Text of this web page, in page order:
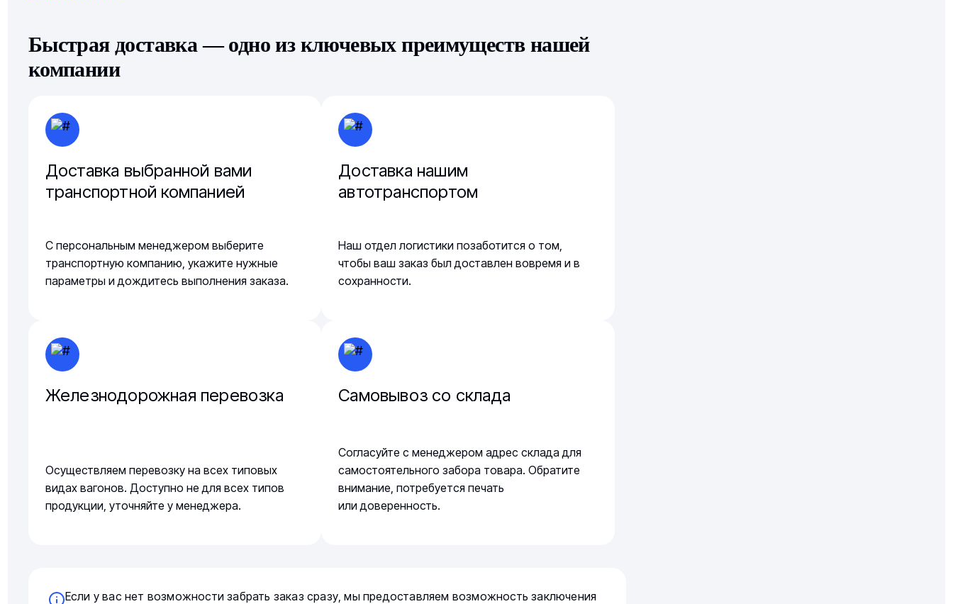
Быстрая доставка — одно из ключевых преимуществ нашей
компании
Доставка выбранной вами
транспортной компанией
С персональным менеджером выберите
транспортную компанию, укажите нужные
параметры и дождитесь выполнения заказа.
Доставка нашим
автотранспортом
Наш отдел логистики позаботится о том,
чтобы ваш заказ был доставлен вовремя и в
сохранности.
Железнодорожная перевозка
Осуществляем перевозку на всех типовых
видах вагонов. Доступно не для всех типов
продукции, уточняйте у менеджера.
Самовывоз со склада
Согласуйте с менеджером адрес склада для
самостоятельного забора товара. Обратите
внимание, потребуется печать
или доверенность.
Если у вас нет возможности забрать заказ сразу, мы предоставляем возможность заключения